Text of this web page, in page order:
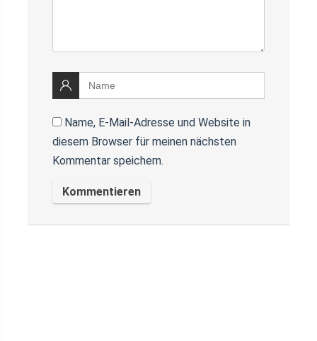
Name, E-Mail-Adresse und Website in
diesem Browser für meinen nächsten
Kommentar speichern.